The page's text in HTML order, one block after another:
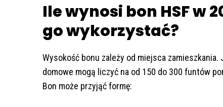
Ile wynosi bon HSF w
go wykorzystać?
Wysokość bonu zależy od miejsca
domowe mogą liczyć na od 150 do 300 funtów
Bon może przyjąć formę: